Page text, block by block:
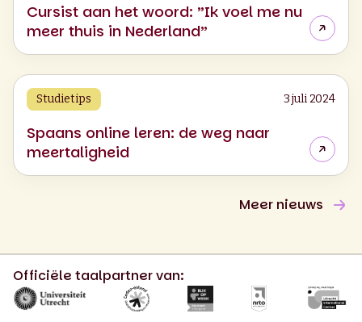
Cursist aan het woord: ”Ik voel me nu
meer thuis in Nederland”
Studietips 3 juli 2024
Spaans online leren: de weg naar
meertaligheid
Meer nieuws
Officiële taalpartner van: